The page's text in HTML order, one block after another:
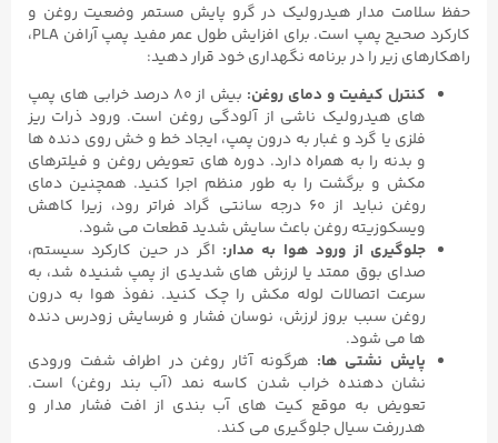
حفظ سلامت مدار هیدرولیک در گرو پایش مستمر وضعیت روغن و
کارکرد صحیح پمپ است. برای افزایش طول عمر مفید پمپ آرافن PLA،
راهکارهای زیر را در برنامه نگهداری خود قرار دهید:
کنترل کیفیت و دمای روغن:
بیش از ۸۰ درصد خرابی ‌های پمپ‌
های هیدرولیک ناشی از آلودگی روغن است. ورود ذرات ریز
فلزی یا گرد و غبار به درون پمپ، ایجاد خط و خش روی دنده‌ ها
و بدنه را به همراه دارد. دوره ‌های تعویض روغن و فیلترهای
مکش و برگشت را به طور منظم اجرا کنید. همچنین دمای
روغن نباید از ۶۰ درجه سانتی ‌گراد فراتر رود، زیرا کاهش
ویسکوزیته روغن باعث سایش شدید قطعات می‌ شود.
جلوگیری از ورود هوا به مدار: اگر در حین کارکرد سیستم،
صدای بوق ممتد یا لرزش‌ های شدیدی از پمپ شنیده شد، به
سرعت اتصالات لوله مکش را چک کنید. نفوذ هوا به درون
روغن سبب بروز لرزش، نوسان فشار و فرسایش زودرس دنده‌
ها می ‌شود.
پایش نشتی‌ ها: هرگونه آثار روغن در اطراف شفت ورودی
نشان ‌دهنده خراب شدن کاسه‌ نمد (آب ‌بند روغن) است.
تعویض به موقع کیت‌ های آب‌ بندی از افت فشار مدار و
هدررفت سیال جلوگیری می‌ کند.